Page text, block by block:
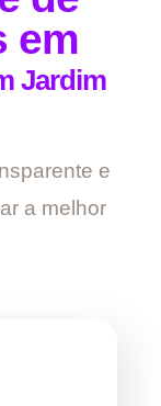
em
Jardim
e
a melhor